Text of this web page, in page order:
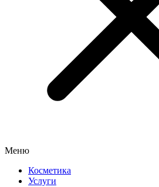
Меню
Косметика
Услуги